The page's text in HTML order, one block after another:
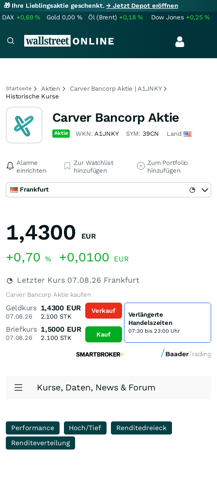
🎁 Ihre Lieblingsaktie geschenkt.→ Jetzt Depot eröffnen
DAX +0,69% Gold 0,00 % Öl (Brent) +0,18% Dow Jones +0,25%
Startseite Aktien
Carver Bancorp Aktie | A1JNKY
Historische Kurse
Carver Bancorp Aktie
Aktie WKN:A1JNKY SYM: 39CN Land
Alarme
einrichten
Zur Watchlist
hinzufügen
Zum Portfolio
hinzufügen
Frankfurt
1,4300 EUR
+0,70 % +0,0100 EUR
Letzter Kurs 07.08.26 Frankfurt
Carver Bancorp Aktie kaufen
Geldkurs
07.08.26
1,4300 EUR
2.100STK
Briefkurs
07.08.26
1,5000 EUR
2.100STK
Verkauf
Kauf
Verlängerte
Handelszeiten
07:30 bis 23:00 Uhr
Kurse, Daten, News & Forum
Performance Hoch/Tief
Renditedreieck
Renditeverteilung